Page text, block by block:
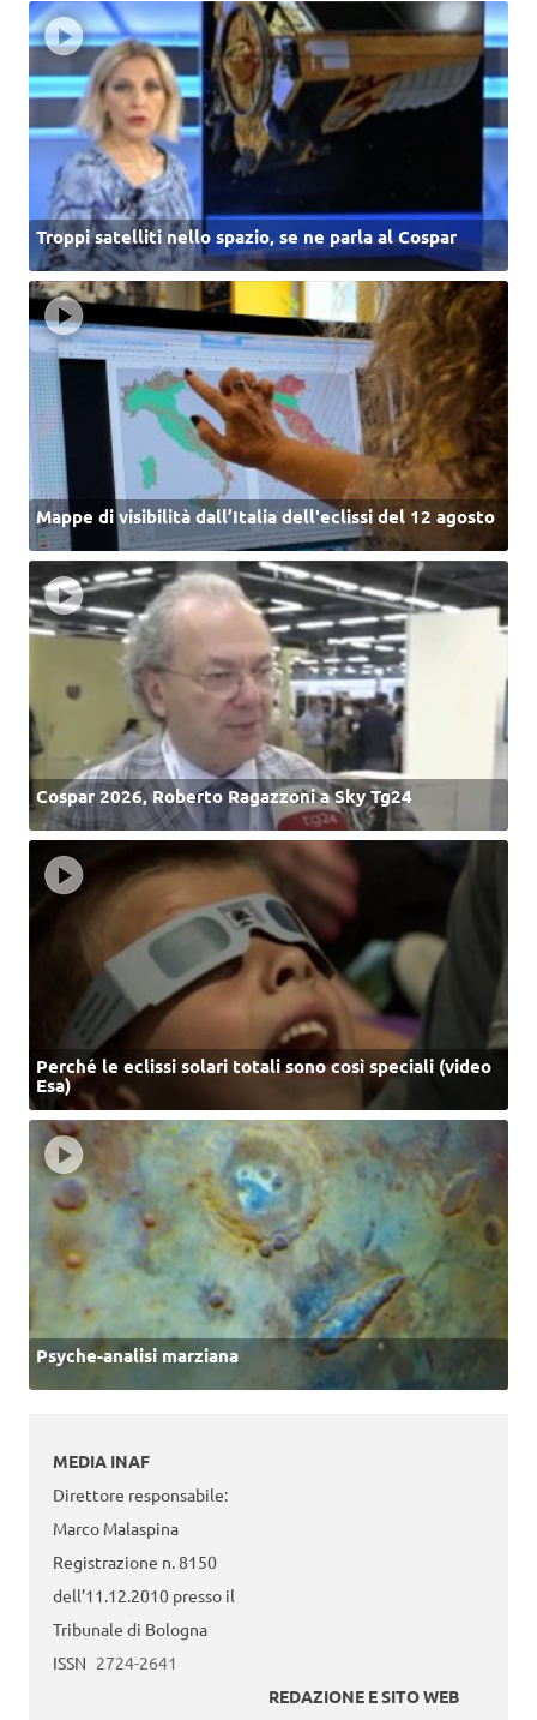
Troppi satelliti nello spazio, se ne parla al Cospar
Mappe di visibilità dall’Italia dell'eclissi del 12 agosto
Cospar 2026, Roberto Ragazzoni a Sky Tg24
Perché le eclissi solari totali sono così speciali (video
Esa)
Psyche-analisi marziana
MEDIA INAF
Direttore responsabile:
Marco Malaspina
Registrazione n. 8150
dell’11.12.2010 presso il
Tribunale di Bologna
ISSN 2724-2641
REDAZIONE E SITO WEB